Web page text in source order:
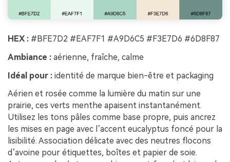
HEX : #BFE7D2 #EAF7F1 #A9D6C5 #F3E7D6 #6D8F87
Ambiance : aérienne, fraîche, calme
Idéal pour : identité de marque bien-être et packaging
Aérien et rosée comme la lumière du matin sur une
prairie, ces verts menthe apaisent instantanément.
Utilisez les tons pâles comme base propre, puis ancrez
les mises en page avec l’accent eucalyptus foncé pour la
lisibilité. Association délicate avec des neutres flocons
d’avoine pour étiquettes, boîtes et papier de soie.